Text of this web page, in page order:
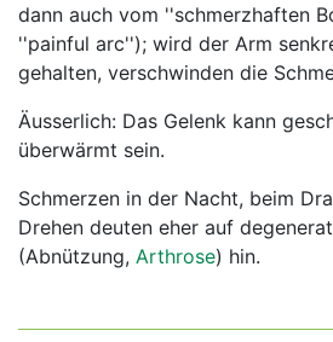
dann auch vom ''schmerzhaften
''painful arc''); wird der Arm
gehalten, verschwinden die
Äusserlich: Das Gelenk kann
überwärmt sein.
Schmerzen in der Nacht, beim
Drehen deuten eher auf
(Abnützung, Arthrose) hin.